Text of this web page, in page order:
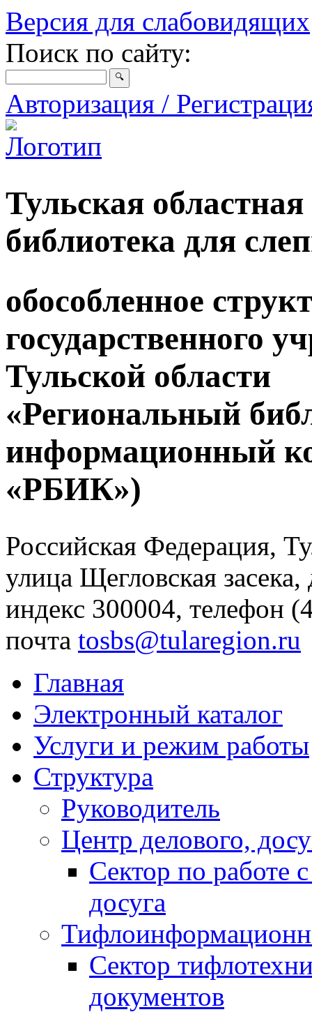
Версия для слабовидящих
Поиск по сайту:
Авторизация /
Тульская
библиотека для
обособленное
государственного
Тульской области
«Региональный
информационный
«РБИК»)
Российская Федерация,
улица Щегловская
индекс 300004, телефон
почта tosbs@tularegion.ru
Главная
Электронный каталог
Услуги и режим работы
Структура
Руководитель
Центр делового,
Сектор по работе
досуга
Сектор
документов